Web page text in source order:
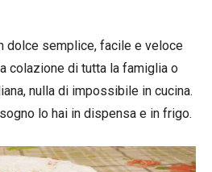
dolce semplice, facile e veloce
colazione di tutta la famiglia o
nulla di impossibile in cucina.
lo hai in dispensa e in frigo.